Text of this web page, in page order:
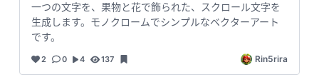
一つの文字を、果物と花で飾られた、スクロール文字を
生成します。モノクロームでシンプルなベクターアート
です。
2 0 4 137 Rin5rira